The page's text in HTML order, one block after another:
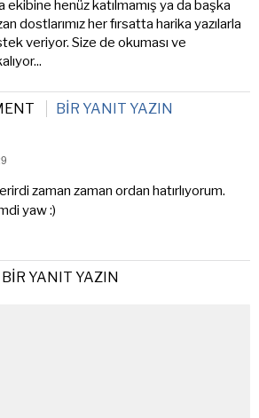
ekibine henüz katılmamış ya da başka
dostlarımız her fırsatta harika yazılarla
veriyor. Size de okuması ve
BIR YANIT YAZIN
zaman zaman ordan hatırlıyorum.
yaw :)
BIR YANIT YAZIN